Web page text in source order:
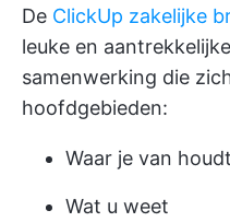
De ClickUp zakelijke
leuke en
samenwerking die
hoofdgebieden:
Waar je van houdt
Wat u weet